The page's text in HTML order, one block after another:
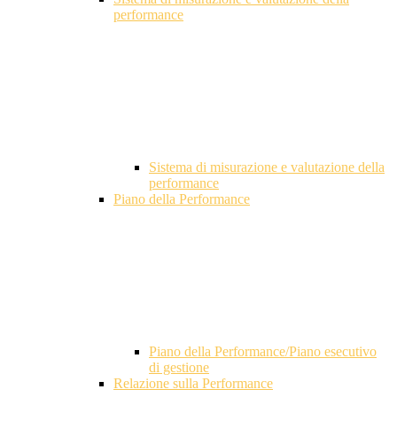
performance
Sistema di misurazione e valutazione della
performance
Piano della Performance
Piano della Performance/Piano esecutivo
di gestione
Relazione sulla Performance